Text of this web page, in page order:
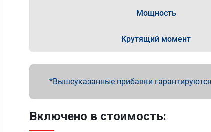
Мощность
Крутящий момент
Вышеуказанные прибавки
Включено в стоимость: